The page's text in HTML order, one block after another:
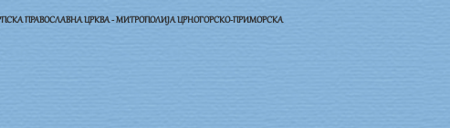
ПРАВОСЛАВНА ЦРКВА - МИТРОПОЛИЈА ЦРНОГОРСКО-ПРИМОРСКА